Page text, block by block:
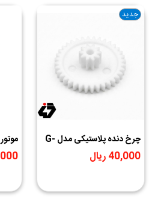
جدید
چرخ دنده پلاستیکی مدل G-
19
40,000 ریال